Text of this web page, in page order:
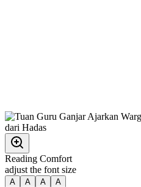
Reading Comfort
adjust the font size
A A A A